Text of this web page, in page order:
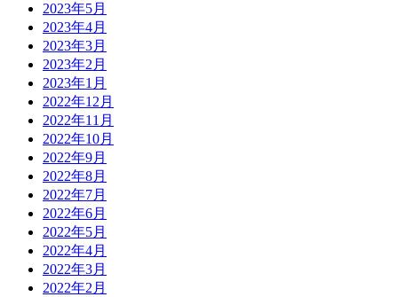
2023年5月
2023年4月
2023年3月
2023年2月
2023年1月
2022年12月
2022年11月
2022年10月
2022年9月
2022年8月
2022年7月
2022年6月
2022年5月
2022年4月
2022年3月
2022年2月